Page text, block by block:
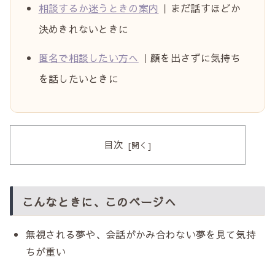
相談するか迷うときの案内 ｜まだ話すほどか
決めきれないときに
匿名で相談したい方へ ｜顔を出さずに気持ち
を話したいときに
目次
こんなときに、このページへ
無視される夢や、会話がかみ合わない夢を見て気持
ちが重い